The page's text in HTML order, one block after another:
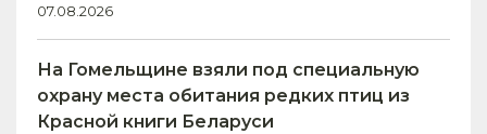
07.08.2026
На Гомельщине взяли под специальную
охрану места обитания редких птиц из
Красной книги Беларуси